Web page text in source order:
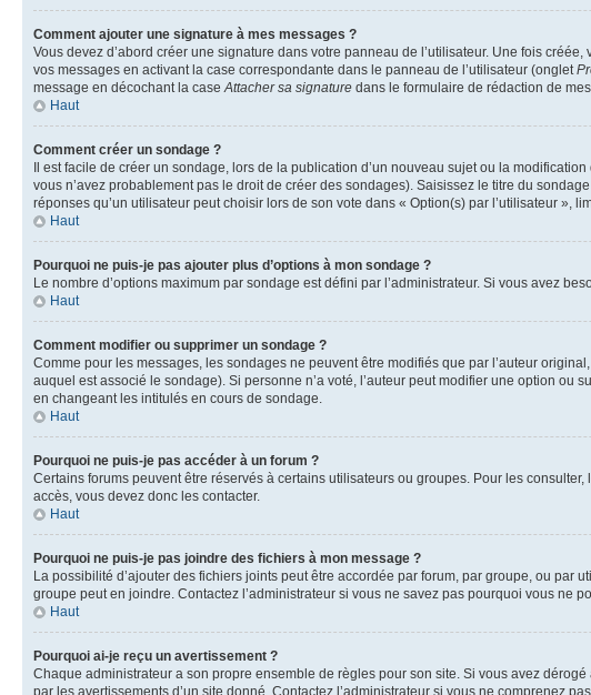
Comment ajouter une signature à mes messages ?
Vous devez d’abord créer une signature dans votre panneau de l’utilisateur. Une fois
vos messages en activant la case correspondante dans le panneau de l’utilisateur (onglet
message en décochant la caseAttacher sa signature dans le formulaire de rédaction de
Haut
Comment créer un sondage ?
Il est facile de créer un sondage, lors de la publication d’un nouveau sujet ou la
vous n’avez probablement pas le droit de créer des sondages). Saisissez le titre du
réponses qu’un utilisateur peut choisir lors de son vote dans « Option(s) par l’utilisateur
Haut
Pourquoi ne puis-je pas ajouter plus d’options à mon sondage ?
Le nombre d’options maximum par sondage est défini par l’administrateur. Si vous avez
Haut
Comment modifier ou supprimer un sondage ?
Comme pour les messages, les sondages ne peuvent être modifiés que par l’auteur
auquel est associé le sondage). Si personne n’a voté, l’auteur peut modifier une option
en changeant les intitulés en cours de sondage.
Haut
Pourquoi ne puis-je pas accéder à un forum ?
Certains forums peuvent être réservés à certains utilisateurs ou groupes. Pour les
accès, vous devez donc les contacter.
Haut
Pourquoi ne puis-je pas joindre des fichiers à mon message ?
La possibilité d’ajouter des fichiers joints peut être accordée par forum, par groupe, ou par
groupe peut en joindre. Contactez l’administrateur si vous ne savez pas pourquoi vous ne
Haut
Pourquoi ai-je reçu un avertissement ?
Chaque administrateur a son propre ensemble de règles pour son site. Si vous avez
par les avertissements d’un site donné. Contactez l’administrateur si vous ne comprenez